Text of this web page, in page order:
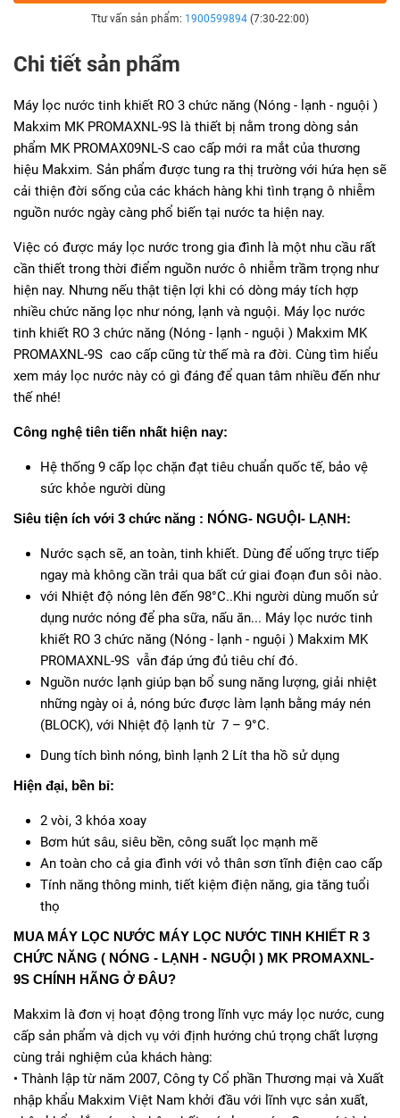
Ttư vấn sản phẩm: 1900599894 (7:30-22:00)
Chi tiết sản phẩm
Máy lọc nước tinh khiết RO 3 chức năng (Nóng - lạnh - nguội )
Makxim MK PROMAXNL-9S là thiết bị nằm trong dòng sản
phẩm MK PROMAX09NL-S cao cấp mới ra mắt của thương
hiệu Makxim. Sản phẩm được tung ra thị trường với hứa hẹn sẽ
cải thiện đời sống của các khách hàng khi tình trạng ô nhiễm
nguồn nước ngày càng phổ biến tại nước ta hiện nay.
Việc có được máy lọc nước trong gia đình là một nhu cầu rất
cần thiết trong thời điểm nguồn nước ô nhiễm trầm trọng như
hiện nay. Nhưng nếu thật tiện lợi khi có dòng máy tích hợp
nhiều chức năng lọc như nóng, lạnh và nguội. Máy lọc nước
tinh khiết RO 3 chức năng (Nóng - lạnh - nguội ) Makxim MK
PROMAXNL-9S cao cấp cũng từ thế mà ra đời. Cùng tìm hiểu
xem máy lọc nước này có gì đáng để quan tâm nhiều đến như
thế nhé!
Công nghệ tiên tiến nhất hiện nay:
Hệ thống 9 cấp lọc chặn đạt tiêu chuẩn quốc tế, bảo vệ
sức khỏe người dùng
Siêu tiện ích với 3 chức năng : NÓNG- NGUỘI- LẠNH:
Nước sạch sẽ, an toàn, tinh khiết. Dùng để uống trực tiếp
ngay mà không cần trải qua bất cứ giai đoạn đun sôi nào.
với Nhiệt độ nóng lên đến 98°C..Khi người dùng muốn sử
dụng nước nóng để pha sữa, nấu ăn... Máy lọc nước tinh
khiết RO 3 chức năng (Nóng - lạnh - nguội ) Makxim MK
PROMAXNL-9S vẫn đáp ứng đủ tiêu chí đó.
Nguồn nước lạnh giúp bạn bổ sung năng lượng, giải nhiệt
những ngày oi ả, nóng bức được làm lạnh bằng máy nén
(BLOCK), với Nhiệt độ lạnh từ 7 – 9°C.
Dung tích bình nóng, bình lạnh 2 Lít tha hồ sử dụng
Hiện đại, bền bỉ:
2 vòi, 3 khóa xoay
Bơm hút sâu, siêu bền, công suất lọc mạnh mẽ
An toàn cho cả gia đình với vỏ thân sơn tĩnh điện cao cấp
Tính năng thông minh, tiết kiệm điện năng, gia tăng tuổi
thọ
MUA MÁY LỌC NƯỚC MÁY LỌC NƯỚC TINH KHIẾT R 3
CHỨC NĂNG ( NÓNG - LẠNH - NGUỘI ) MK PROMAXNL-
9S CHÍNH HÃNG Ở ĐÂU?
Makxim là đơn vị hoạt động trong lĩnh vực máy lọc nước, cung
cấp sản phẩm và dịch vụ với định hướng chú trọng chất lượng
cùng trải nghiệm của khách hàng:
• Thành lập từ năm 2007, Công ty Cổ phần Thương mại và Xuất
nhập khẩu Makxim Việt Nam khởi đầu với lĩnh vực sản xuất,